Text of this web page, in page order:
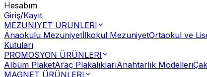
Hesabım
Giriş/Kayıt
MEZUNIYET ÜRÜNLERI
Anaokulu Mezuniyetİlkokul MezuniyetOrtaokul ve
Kutuları
PROMOSYON ÜRÜNLERI
Albüm PlaketAraç PlakalıklarıAnahtarlık Modelleri
MAGNET ÜRÜNLERI